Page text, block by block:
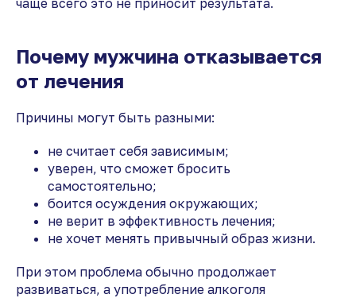
чаще всего это не приносит результата.
Почему мужчина отказывается
от лечения
Причины могут быть разными:
не считает себя зависимым;
уверен, что сможет бросить
самостоятельно;
боится осуждения окружающих;
не верит в эффективность лечения;
не хочет менять привычный образ жизни.
При этом проблема обычно продолжает
развиваться, а употребление алкоголя